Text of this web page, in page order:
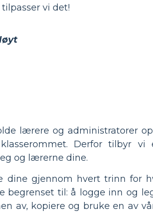
vi det!
lærere og administratorer
Derfor tilbyr vi
og lærerne dine.
dine gjennom hvert trinn for
til: å logge inn og
av, kopiere og bruke en av